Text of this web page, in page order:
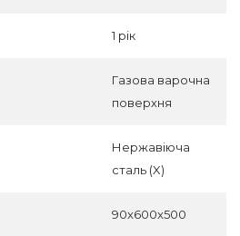
1 рік
Газова варочна
поверхня
Нержавіюча
сталь (X)
90x600x500